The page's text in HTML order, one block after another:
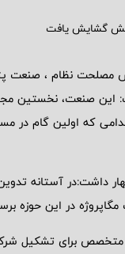
مصلحت نظام ، صنعت
این صنعت، نخستین
که اولین گام در
داشت:در آستانه
در این حوزه
متخصص برای تشکیل